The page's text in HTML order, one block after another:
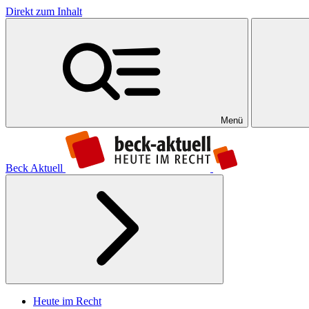
Direkt zum Inhalt
Menü
Beck Aktuell
Heute im Recht